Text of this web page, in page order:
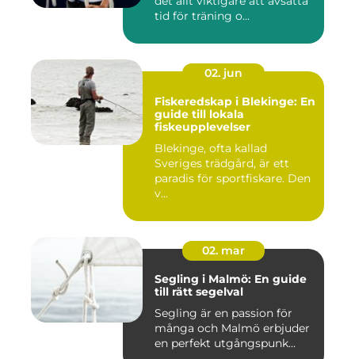
tid för träning o...
02. jun
Fiskeredskap i Blekinge: En
guide till lokala
fiskeupplevelser
Blekinge, ofta kallad
Sveriges trädgård, är ett
paradis för sportfiskare. Den
v...
02. mar
Segling i Malmö: En guide
till rätt segelval
Segling är en passion för
många och Malmö erbjuder
en perfekt utgångspunk...